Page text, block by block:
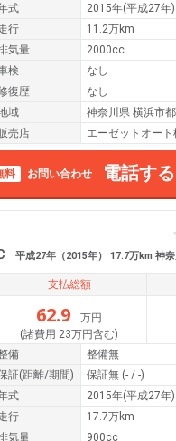
式
2015年(平成27年)
行
11.2万km
気量
2000cc
検
なし
復歴
なし
域
神奈川県 横浜市
売店
エーゼットオート
料 お問い合わせ 電話する
平成27年（2015年） 17.7万km 神
支払総額
62.9
万円
(諸費用 23万円含む)
備
整備無
証(距離/期間) 保証無 (- / -)
式
2015年(平成27年)
行
17.7万km
気量
900cc